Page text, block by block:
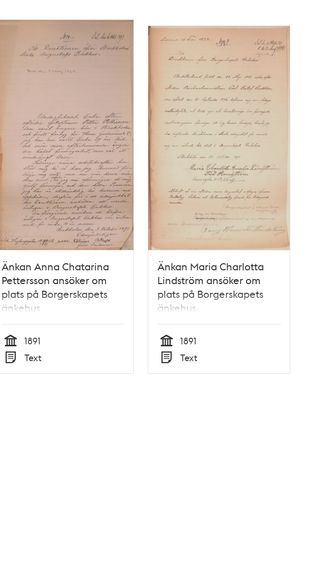
Änkan Anna Chatarina
Pettersson ansöker om
plats på Borgerskapets
änkehus
Tid
1891
Typ
Text
Änkan Maria Charlotta
Lindström ansöker om
plats på Borgerskapets
änkehus
Tid
1891
Typ
Text